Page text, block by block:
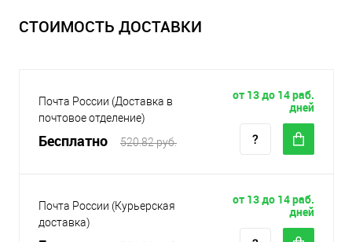
СТОИМОСТЬ ДОСТАВКИ
Почта России (Доставка в
почтовое отделение)
Бесплатно 520.82 руб.
от 13 до 14 раб.
дней
Почта России (Курьерская
доставка)
от 13 до 14 раб.
дней